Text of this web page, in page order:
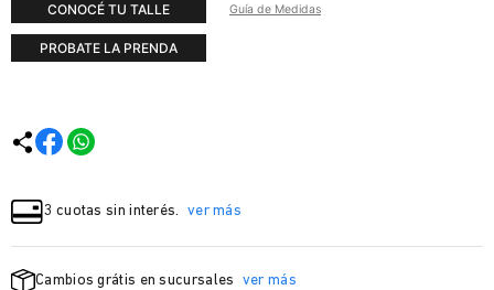
CONOCÉ TU TALLE Guía de Medidas
PROBATE LA PRENDA
3 cuotas sin interés. ver más
Cambios grátis en sucursales ver más